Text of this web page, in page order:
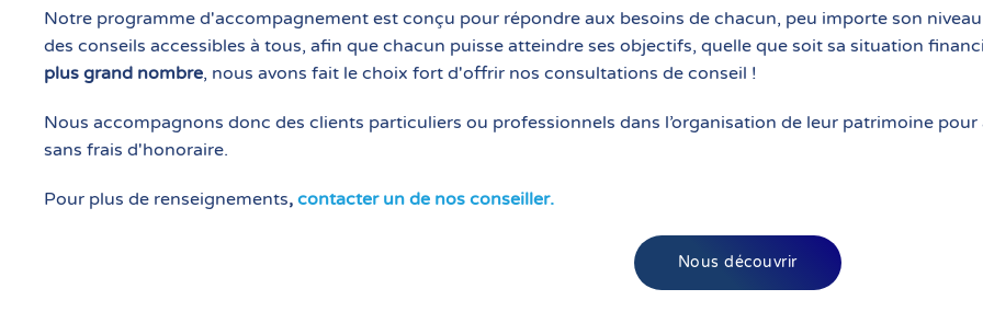
Notre programme d'accompagnement est conçu pour répondre aux besoins de chacun, peu importe son
des conseils accessibles à tous, afin que chacun puisse atteindre ses objectifs, quelle que soit sa situation
plus grand nombre, nous avons fait le choix fort d'offrir nos consultations de conseil !
Nous accompagnons donc des clients particuliers ou professionnels dans l’organisation de leur patrimoine
sans frais d'honoraire.
Pour plus de renseignements, contacter un de nos conseiller.
Nous découvrir